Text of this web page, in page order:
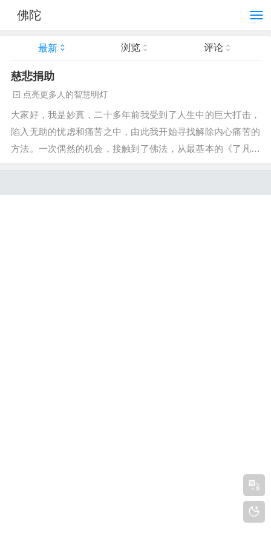
佛陀
最新 浏览 评论
慈悲捐助
点亮更多人的智慧明灯
大家好，我是妙真，二十多年前我受到了人生中的巨大打击，
陷入无助的忧虑和痛苦之中，由此我开始寻找解除内心痛苦的
方法。一次偶然的机会，接触到了佛法，从最基本的《了凡四